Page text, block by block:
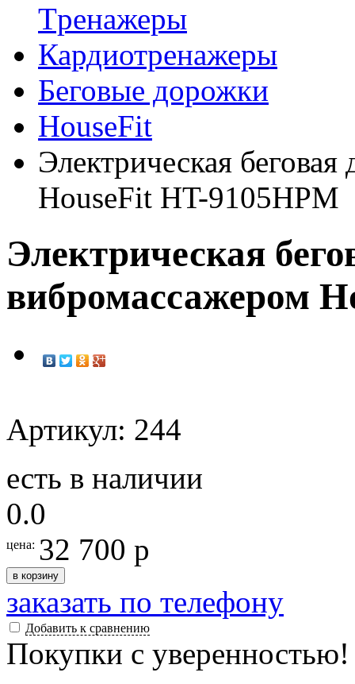
Tренажеры
Кардиотренажеры
Беговые дорожки
HouseFit
Электрическая
HouseFit HT-9105HPM
Электрическая
вибромассажером
Артикул: 244
есть в наличии
0.0
цена: 32 700 р
в корзину
заказать по телефону
Добавить к сравнению
Покупки с уверенностью!